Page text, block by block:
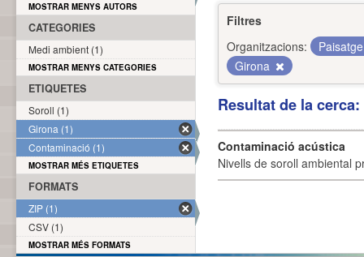
Filtres
Organitzacions:
Girona
Resultat de la
Contaminació acústica
Nivells de soroll ambiental
MOSTRAR MENYS AUTORS
CATEGORIES
Medi ambient (1)
MOSTRAR MENYS CATEGORIES
ETIQUETES
Soroll (1)
Girona (1)
Contaminació (1)
MOSTRAR MÉS ETIQUETES
FORMATS
ZIP (1)
CSV (1)
MOSTRAR MÉS FORMATS